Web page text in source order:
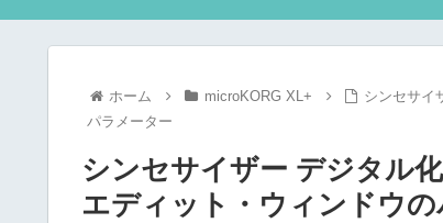
ホーム microKORG XL+
シンセサイ
パラメーター
シンセサイザー デジタル
エディット・ウィンドウ